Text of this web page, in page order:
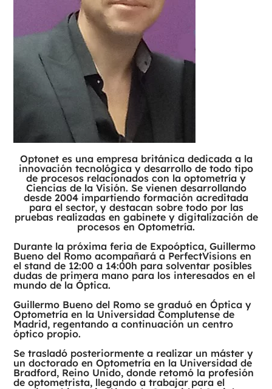
Optonet es una empresa británica dedicada a la
innovación tecnológica y desarrollo de todo tipo
de procesos relacionados con la optometría y
Ciencias de la Visión. Se vienen desarrollando
desde 2004 impartiendo formación acreditada
para el sector, y destacan sobre todo por las
pruebas realizadas en gabinete y digitalización de
procesos en Optometría.
Durante la próxima feria de Expoóptica, Guillermo
Bueno del Romo acompañará a PerfectVisions en
el stand de 12:00 a 14:00h para solventar posibles
dudas de primera mano para los interesados en el
mundo de la Óptica.
Guillermo Bueno del Romo se graduó en Óptica y
Optometría en la Universidad Complutense de
Madrid, regentando a continuación un centro
óptico propio.
Se trasladó posteriormente a realizar un máster y
un doctorado en Optometría en la Universidad de
Bradford, Reino Unido, donde retomó la profesión
de optometrista, llegando a trabajar para el